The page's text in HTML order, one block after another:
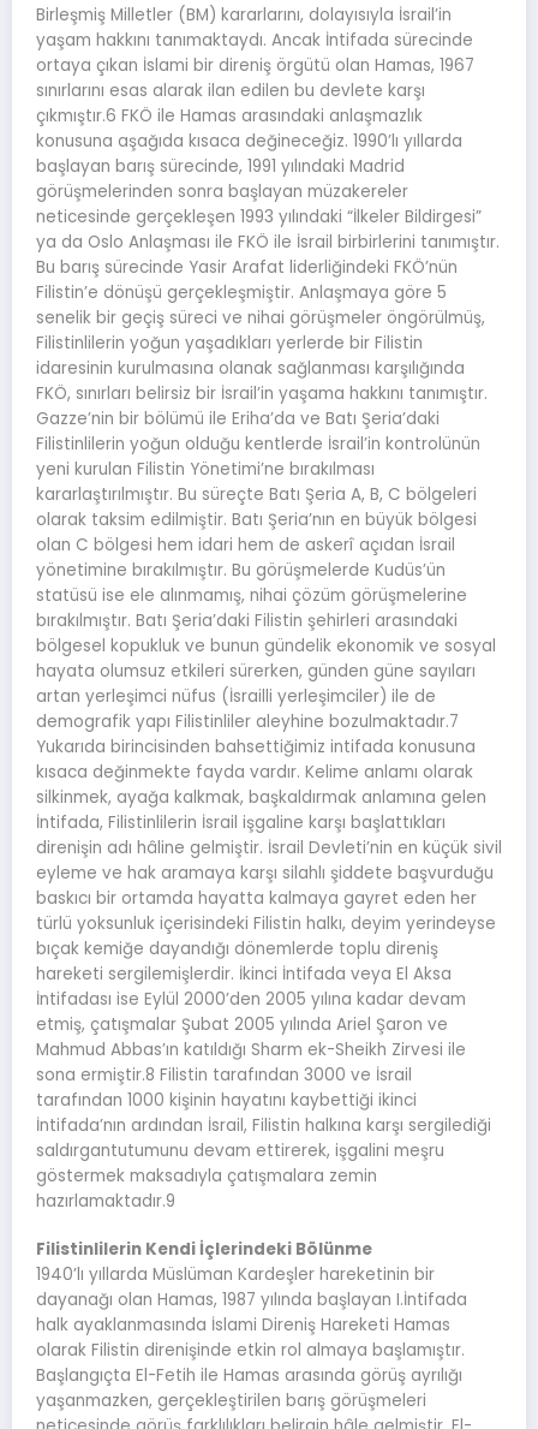
Birleşmiş Milletler (BM) kararlarını, dolayısıyla İsrail’in
yaşam hakkını tanımaktaydı. Ancak İntifada sürecinde
ortaya çıkan İslami bir direniş örgütü olan Hamas, 1967
sınırlarını esas alarak ilan edilen bu devlete karşı
çıkmıştır.6 FKÖ ile Hamas arasındaki anlaşmazlık
konusuna aşağıda kısaca değineceğiz. 1990’lı yıllarda
başlayan barış sürecinde, 1991 yılındaki Madrid
görüşmelerinden sonra başlayan müzakereler
neticesinde gerçekleşen 1993 yılındaki “İlkeler Bildirgesi”
ya da Oslo Anlaşması ile FKÖ ile İsrail birbirlerini tanımıştır.
Bu barış sürecinde Yasir Arafat liderliğindeki FKÖ’nün
Filistin’e dönüşü gerçekleşmiştir. Anlaşmaya göre 5
senelik bir geçiş süreci ve nihai görüşmeler öngörülmüş,
Filistinlilerin yoğun yaşadıkları yerlerde bir Filistin
idaresinin kurulmasına olanak sağlanması karşılığında
FKÖ, sınırları belirsiz bir İsrail’in yaşama hakkını tanımıştır.
Gazze’nin bir bölümü ile Eriha’da ve Batı Şeria’daki
Filistinlilerin yoğun olduğu kentlerde İsrail’in kontrolünün
yeni kurulan Filistin Yönetimi’ne bırakılması
kararlaştırılmıştır. Bu süreçte Batı Şeria A, B, C bölgeleri
olarak taksim edilmiştir. Batı Şeria’nın en büyük bölgesi
olan C bölgesi hem idari hem de askerî açıdan İsrail
yönetimine bırakılmıştır. Bu görüşmelerde Kudüs’ün
statüsü ise ele alınmamış, nihai çözüm görüşmelerine
bırakılmıştır. Batı Şeria’daki Filistin şehirleri arasındaki
bölgesel kopukluk ve bunun gündelik ekonomik ve sosyal
hayata olumsuz etkileri sürerken, günden güne sayıları
artan yerleşimci nüfus (İsrailli yerleşimciler) ile de
demografik yapı Filistinliler aleyhine bozulmaktadır.7
Yukarıda birincisinden bahsettiğimiz intifada konusuna
kısaca değinmekte fayda vardır. Kelime anlamı olarak
silkinmek, ayağa kalkmak, başkaldırmak anlamına gelen
İntifada, Filistinlilerin İsrail işgaline karşı başlattıkları
direnişin adı hâline gelmiştir. İsrail Devleti’nin en küçük sivil
eyleme ve hak aramaya karşı silahlı şiddete başvurduğu
baskıcı bir ortamda hayatta kalmaya gayret eden her
türlü yoksunluk içerisindeki Filistin halkı, deyim yerindeyse
bıçak kemiğe dayandığı dönemlerde toplu direniş
hareketi sergilemişlerdir. İkinci İntifada veya El Aksa
İntifadası ise Eylül 2000’den 2005 yılına kadar devam
etmiş, çatışmalar Şubat 2005 yılında Ariel Şaron ve
Mahmud Abbas’ın katıldığı Sharm ek-Sheikh Zirvesi ile
sona ermiştir.8 Filistin tarafından 3000 ve İsrail
tarafından 1000 kişinin hayatını kaybettiği ikinci
İntifada’nın ardından İsrail, Filistin halkına karşı sergilediği
saldırgantutumunu devam ettirerek, işgalini meşru
göstermek maksadıyla çatışmalara zemin
hazırlamaktadır.9
Filistinlilerin Kendi İçlerindeki Bölünme
1940’lı yıllarda Müslüman Kardeşler hareketinin bir
dayanağı olan Hamas, 1987 yılında başlayan I.İntifada
halk ayaklanmasında İslami Direniş Hareketi Hamas
olarak Filistin direnişinde etkin rol almaya başlamıştır.
Başlangıçta El-Fetih ile Hamas arasında görüş ayrılığı
yaşanmazken, gerçekleştirilen barış görüşmeleri